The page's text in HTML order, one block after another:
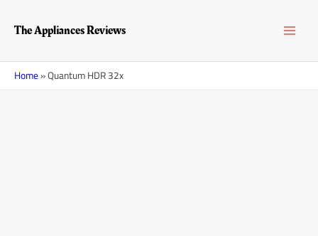
содержимому
The Appliances Reviews
Home»Quantum HDR 32x